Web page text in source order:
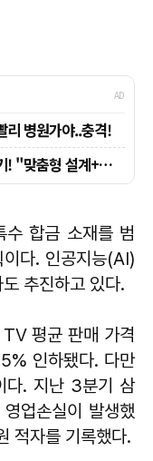
합금 소재를 범
다. 인공지능(AI)
추진하고 있다.
평균 판매 가격
인하됐다. 다만
다. 지난 3분기 삼
업손실이 발생했
적자를 기록했다.